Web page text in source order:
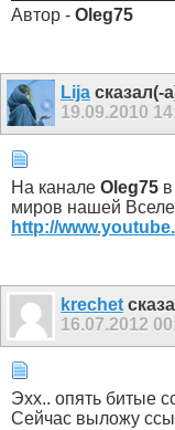
Автор - Oleg75
Lija сказал(-
19.09.2010
На канале Oleg75
миров нашей
http://
krechet
16.07.2012
Эхх.. опять битые
Сейчас выложу